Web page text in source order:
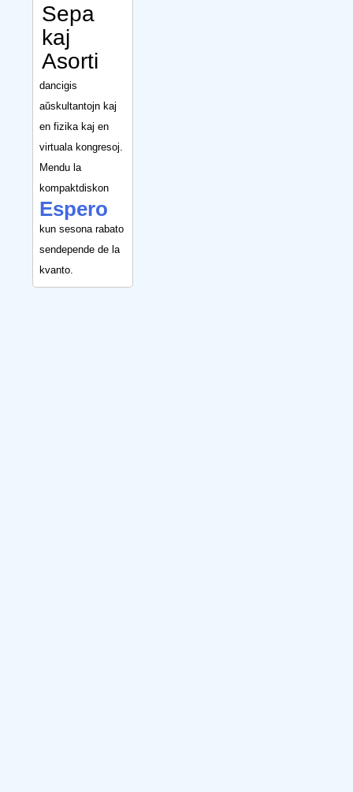
Sepa
kaj
Asorti
dancigis
aŭskultantojn kaj
en fizika kaj en
virtuala kongresoj.
Mendu la
kompaktdiskon
Espero
kun sesona rabato
sendepende de la
kvanto.